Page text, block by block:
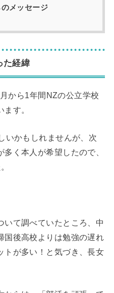
メッセージ
た経緯
から1年間NZの公立学校
す。
いかもしれませんが、次
く本人が希望したので、
いて調べていたところ、中
国後高校よりは勉強の遅れ
トが多い！と気づき、長女